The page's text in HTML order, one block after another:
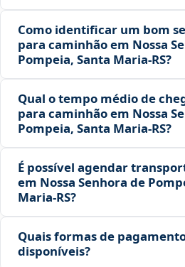
Como identificar um bom
para caminhão em Nossa
Pompeia, Santa Maria‑RS?
Qual o tempo médio de
para caminhão em Nossa
Pompeia, Santa Maria‑RS?
É possível agendar
em Nossa Senhora de
Maria‑RS?
Quais formas de
disponíveis?